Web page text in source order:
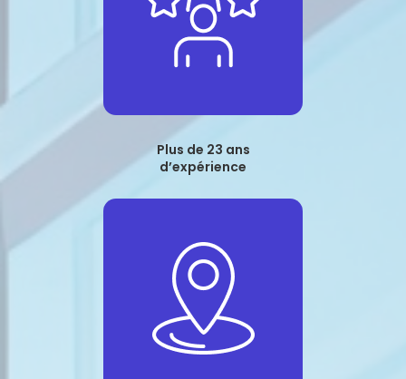
Plus de 23 ans
d’expérience